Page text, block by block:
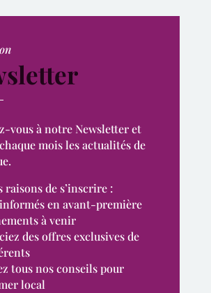
vous à notre Newsletter et
mois les actualités de
raisons de s’inscrire :
en avant-première
à venir
des offres exclusives de
tous nos conseils pour
local